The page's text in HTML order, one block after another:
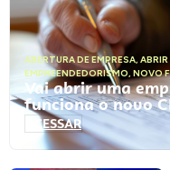
ABERTURA DE EMPRESA,
EMPREENDEDORISMO, NOVO
Vai abrir uma
funciona o novo
ACESSAR